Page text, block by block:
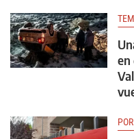
en